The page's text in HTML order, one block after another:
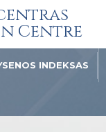
Centre
INDEKSAS